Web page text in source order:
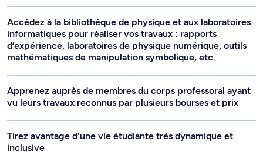
Accédez à la bibliothèque de physique et aux laboratoires
informatiques pour réaliser vos travaux : rapports
d’expérience, laboratoires de physique numérique, outils
mathématiques de manipulation symbolique, etc.
Apprenez auprès de membres du corps professoral ayant
vu leurs travaux reconnus par plusieurs bourses et prix
Tirez avantage d'une vie étudiante très dynamique et
inclusive